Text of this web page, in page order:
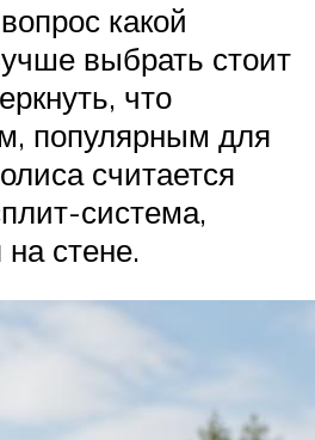
какой
выбрать стоит
что
популярным для
считается
система,
стене.